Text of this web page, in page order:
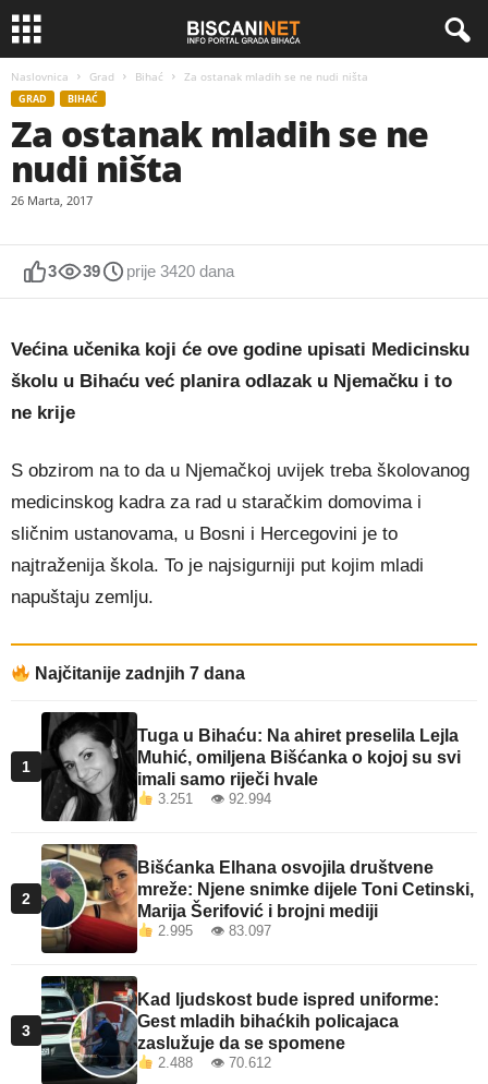
Naslovnica Grad Bihać Za ostanak mladih se ne nudi ništa
GRAD BIHAĆ
Za ostanak mladih se ne
nudi ništa
26 Marta, 2017
3 39 prije 3420 dana
Većina učenika koji će ove godine upisati Medicinsku
školu u Bihaću već planira odlazak u Njemačku i to
ne krije
S obzirom na to da u Njemačkoj uvijek treba školovanog
medicinskog kadra za rad u staračkim domovima i
sličnim ustanovama, u Bosni i Hercegovini je to
najtraženija škola. To je najsigurniji put kojim mladi
napuštaju zemlju.
Najčitanije zadnjih 7 dana
1
Tuga u Bihaću: Na ahiret preselila Lejla
Muhić, omiljena Bišćanka o kojoj su svi
imali samo riječi hvale
3.251 👁 92.994
2
Bišćanka Elhana osvojila društvene
mreže: Njene snimke dijele Toni Cetinski,
Marija Šerifović i brojni mediji
2.995 👁 83.097
3
Kad ljudskost bude ispred uniforme:
Gest mladih bihaćkih policajaca
zaslužuje da se spomene
2.488 👁 70.612